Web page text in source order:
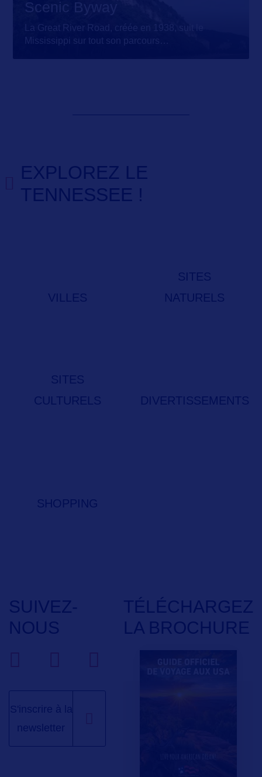
Scenic Byway
La Great River Road, créée en 1938, suit le
Mississippi sur tout son parcours
EXPLOREZ LE
TENNESSEE !
VILLES
SITES
NATURELS
SITES
CULTURELS
DIVERTISSEMENTS
SHOPPING
SUIVEZ-
NOUS
S'inscrire à la
newsletter
TÉLÉCHARGEZ
LA BROCHURE